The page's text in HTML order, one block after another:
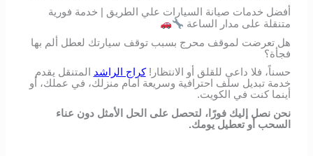
أفضل خدمات صيانة السيارات علي الطريق | خدمة فورية
متنقلة على مدار الساعة
هل تعرضت لموقف محرج بسبب توقف سيارتك لعطل ألم بها
فجأة؟
حسناً، فلا داعي للقلق أو الانتظار!كراج الراشد المتنقل يقدم
خدمة تبديل سلف احترافية وسريعة أمام منزلك، في عملك، أو
أينما كنت في الكويت.
نحن نصل إليك فورًا، لتحصل على الحل الأمثل دون عناء
السحب أو تعطيل يومك.